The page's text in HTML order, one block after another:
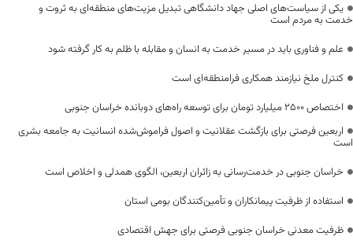
یکی از سیاست‌های اصلی جهاد دانشگاهی تبدیل مزیت‌های منطقه‌ای به ثروت و
خدمت به مردم است
علم و فناوری باید در مسیر خدمت به انسان و مقابله با ظلم به کار گرفته شود
کنترل ملخ نیازمند همکاری فرامنطقه‌ای است
اختصاص 2500 میلیارد تومان برای توسعه راه‌های دوبانده خراسان جنوبی
اربعین فرصتی برای بازگشت عقلانیت و اصول فراموش‌شده انسانیت به جامعه بشری
است
خراسان جنوبی در خدمت‌رسانی به زائران اربعین، الگوی همدلی و اخلاص است
استفاده از ظرفیت پیمانکاران و تأمین‌کنندگان بومی استان
ظرفیت معدنی خراسان جنوبی فرصتی برای جهش اقتصادی